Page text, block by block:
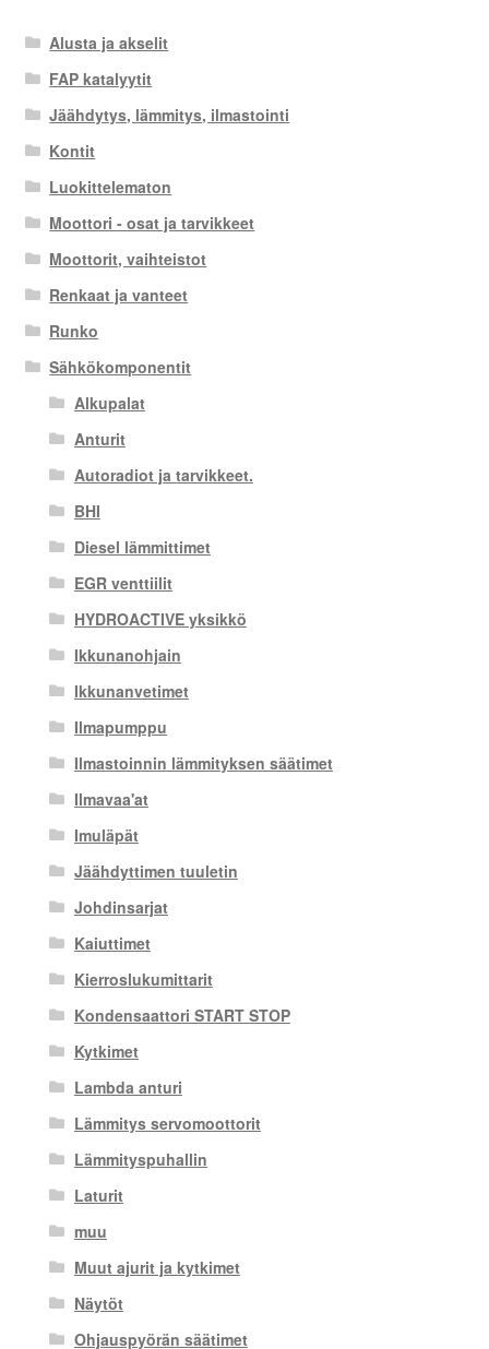
Alusta ja akselit
FAP katalyytit
Jäähdytys, lämmitys, ilmastointi
Kontit
Luokittelematon
Moottori - osat ja tarvikkeet
Moottorit, vaihteistot
Renkaat ja vanteet
Runko
Sähkökomponentit
Alkupalat
Anturit
Autoradiot ja tarvikkeet.
BHI
Diesel lämmittimet
EGR venttiilit
HYDROACTIVE yksikkö
Ikkunanohjain
Ikkunanvetimet
Ilmapumppu
Ilmastoinnin lämmityksen säätimet
Ilmavaa'at
Imuläpät
Jäähdyttimen tuuletin
Johdinsarjat
Kaiuttimet
Kierroslukumittarit
Kondensaattori START STOP
Kytkimet
Lambda anturi
Lämmitys servomoottorit
Lämmityspuhallin
Laturit
muu
Muut ajurit ja kytkimet
Näytöt
Ohjauspyörän säätimet